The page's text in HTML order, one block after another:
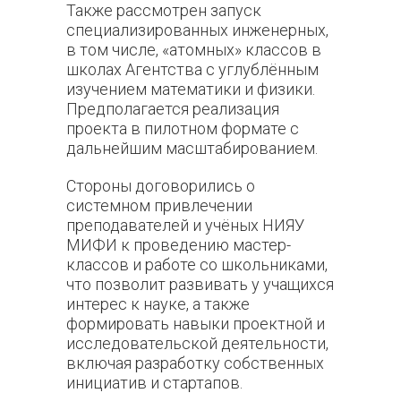
Также рассмотрен запуск
специализированных инженерных,
в том числе, «атомных» классов в
школах Агентства с углублённым
изучением математики и физики.
Предполагается реализация
проекта в пилотном формате с
дальнейшим масштабированием.
Стороны договорились о
системном привлечении
преподавателей и учёных НИЯУ
МИФИ к проведению мастер-
классов и работе со школьниками,
что позволит развивать у учащихся
интерес к науке, а также
формировать навыки проектной и
исследовательской деятельности,
включая разработку собственных
инициатив и стартапов.